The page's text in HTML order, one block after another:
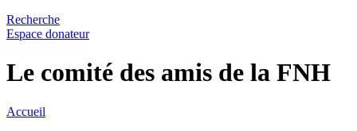
Recherche
Espace donateur
Le comité des amis de la FNH
Accueil